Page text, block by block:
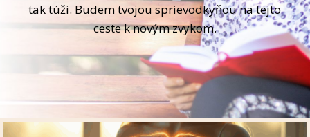
tak túži. Budem tvojou sprievodkyňou na tejto
ceste k novým zvykom.